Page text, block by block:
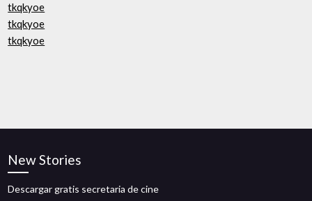
tkqkyoe
tkqkyoe
tkqkyoe
New Stories
Descargar gratis secretaria de cine